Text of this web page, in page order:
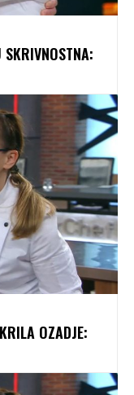
OZADJE: